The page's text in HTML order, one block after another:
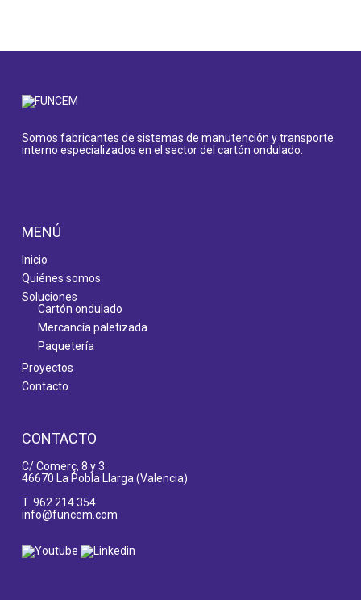
Somos fabricantes de sistemas de manutención y transporte
interno especializados en el sector del cartón ondulado.
MENÚ
Inicio
Quiénes somos
Soluciones
Cartón ondulado
Mercancía paletizada
Paquetería
Proyectos
Contacto
CONTACTO
C/ Comerç, 8 y 3
46670 La Pobla Llarga (Valencia)
T. 962 214 354
info@funcem.com